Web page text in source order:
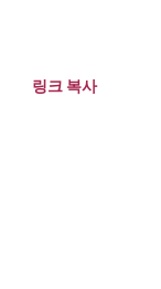
링크 복사